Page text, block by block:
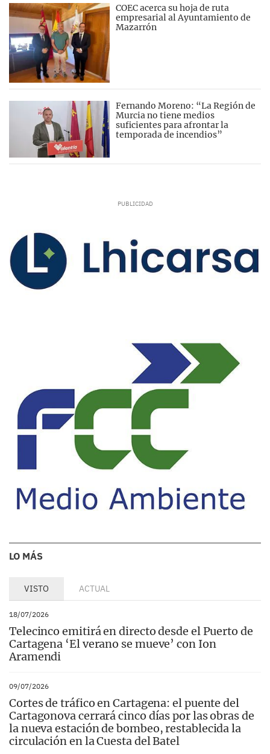
COEC acerca su hoja de ruta
empresarial al Ayuntamiento de
Mazarrón
Fernando Moreno: “La Región de
Murcia no tiene medios
suficientes para afrontar la
temporada de incendios”
LO MÁS
VISTO ACTUAL
18/07/2026
Telecinco emitirá en directo desde el Puerto de
Cartagena ‘El verano se mueve’ con Ion
Aramendi
09/07/2026
Cortes de tráfico en Cartagena: el puente del
Cartagonova cerrará cinco días por las obras de
la nueva estación de bombeo, restablecida la
circulación en la Cuesta del Batel